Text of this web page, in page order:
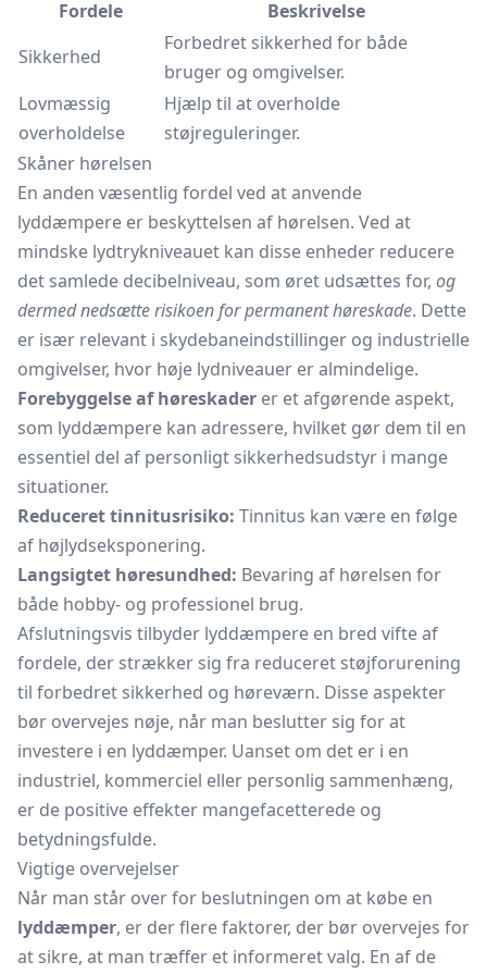
Fordele
Beskrivelse
Sikkerhed
Forbedret sikkerhed for både
bruger og omgivelser.
Lovmæssig
overholdelse
Hjælp til at overholde
støjreguleringer.
Skåner hørelsen
En anden væsentlig fordel ved at anvende
lyddæmpere er beskyttelsen af hørelsen. Ved at
mindske lydtrykniveauet kan disse enheder reducere
det samlede decibelniveau, som øret udsættes for, og
dermed nedsætte risikoen for permanent høreskade. Dette
er især relevant i skydebaneindstillinger og industrielle
omgivelser, hvor høje lydniveauer er almindelige.
Forebyggelse af høreskader er et afgørende aspekt,
som lyddæmpere kan adressere, hvilket gør dem til en
essentiel del af personligt sikkerhedsudstyr i mange
situationer.
Reduceret tinnitusrisiko: Tinnitus kan være en følge
af højlydseksponering.
Langsigtet høresundhed: Bevaring af hørelsen for
både hobby- og professionel brug.
Afslutningsvis tilbyder lyddæmpere en bred vifte af
fordele, der strækker sig fra reduceret støjforurening
til forbedret sikkerhed og høreværn. Disse aspekter
bør overvejes nøje, når man beslutter sig for at
investere i en lyddæmper. Uanset om det er i en
industriel, kommerciel eller personlig sammenhæng,
er de positive effekter mangefacetterede og
betydningsfulde.
Vigtige overvejelser
Når man står over for beslutningen om at købe en
lyddæmper, er der flere faktorer, der bør overvejes for
at sikre, at man træffer et informeret valg. En af de